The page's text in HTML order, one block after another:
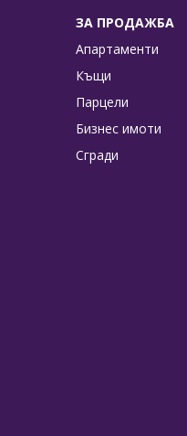
ЗА ПРОДАЖБА
Апартаменти
Къщи
Парцели
Бизнес имоти
Сгради